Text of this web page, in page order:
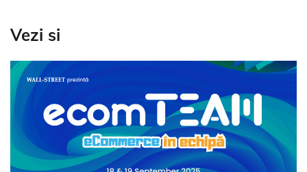
Vezi si